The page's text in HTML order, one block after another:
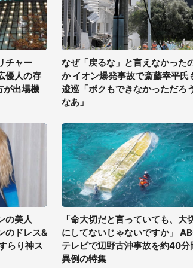
チャー
優人の存
が出場機
なぜ「戻るな」と言えなかった
か イオン爆発事故で斎藤幸平氏
逡巡「ボクもできなかっただろ
なあ」
の美人
のドレス&
らり神ス
「命大切だと言っていても、大
にしてないじゃないですか」
テレビで辺野古沖事故を約40分
異例の特集